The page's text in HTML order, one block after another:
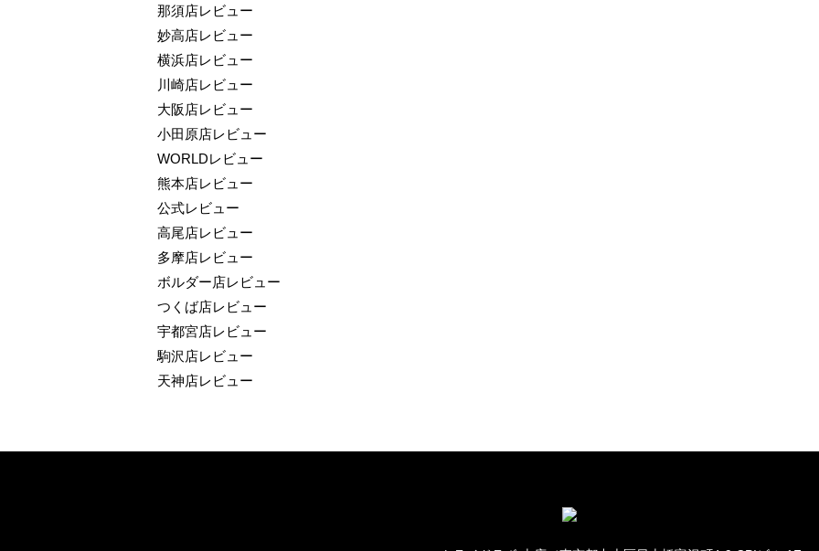
那須店レビュー
妙高店レビュー
横浜店レビュー
川崎店レビュー
大阪店レビュー
小田原店レビュー
WORLDレビュー
熊本店レビュー
公式レビュー
高尾店レビュー
多摩店レビュー
ボルダー店レビュー
つくば店レビュー
宇都宮店レビュー
駒沢店レビュー
天神店レビュー